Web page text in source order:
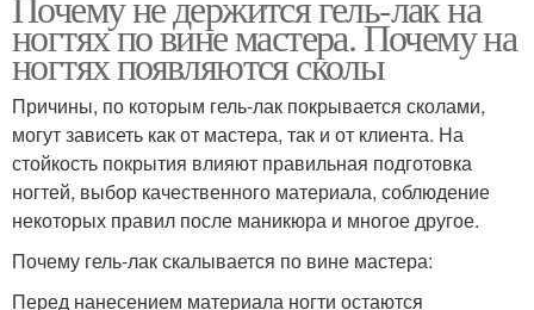
ногтях по вине мастера. Почему на
ногтях появляются сколы
Причины, по которым гель-лак покрывается сколами,
могут зависеть как от мастера, так и от клиента. На
стойкость покрытия влияют правильная подготовка
ногтей, выбор качественного материала, соблюдение
некоторых правил после маникюра и многое другое.
Почему гель-лак скалывается по вине мастера:
Перед нанесением материала ногти остаются